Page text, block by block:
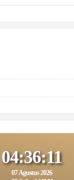
04:36:11
07 Agustus 2026